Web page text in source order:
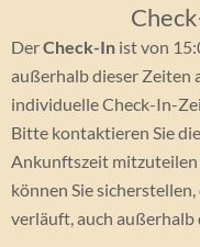
DerCheck-In ist von
außerhalb dieser Zeiten
individuelle Check-In-
Bitte kontaktieren Sie
Ankunftszeit mitzuteilen
können Sie
verläuft, auch